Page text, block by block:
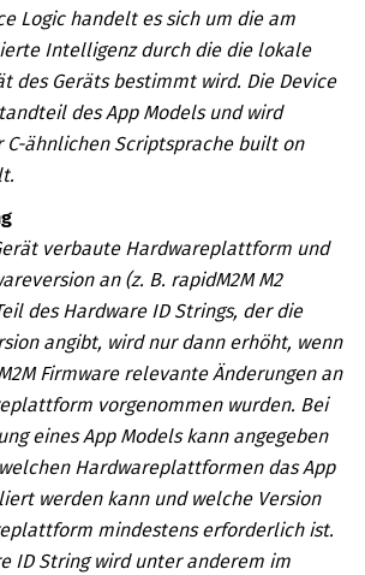
Logic handelt es sich um die am
Intelligenz durch die die lokale
des Geräts bestimmt wird. Die Device
des App Models und wird
ähnlichen Scriptsprache built on
verbaute Hardwareplattform und
an (z. B. rapidM2M M2
des Hardware ID Strings, der die
angibt, wird nur dann erhöht, wenn
Firmware relevante Änderungen an
vorgenommen wurden. Bei
eines App Models kann angegeben
Hardwareplattformen das App
werden kann und welche Version
mindestens erforderlich ist.
ID String wird unter anderem im